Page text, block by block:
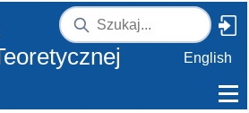
English